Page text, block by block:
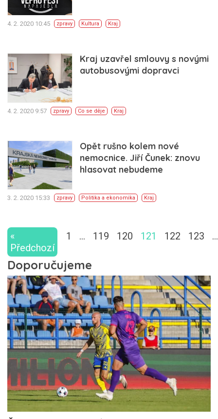
4. 2. 2020 10:45 zpravy Kultura Kraj
Kraj uzavřel smlouvy s novými
autobusovými dopravci
4. 2. 2020 9:57 zpravy Co se děje Kraj
Opět rušno kolem nové
nemocnice. Jiří Čunek: znovu
hlasovat nebudeme
3. 2. 2020 15:33 zpravy Politika a ekonomika Kraj
«
Předchozí
1 … 119 120 121 122 123 …